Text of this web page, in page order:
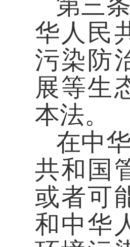
华人民
污染防
展等生
本法。
在中
共和国
或者可
和中华